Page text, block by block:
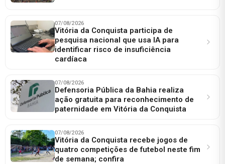
07/08/2026
Vitória da Conquista participa de
pesquisa nacional que usa IA para
identificar risco de insuficiência
cardíaca
07/08/2026
Defensoria Pública da Bahia realiza
ação gratuita para reconhecimento de
paternidade em Vitória da Conquista
07/08/2026
Vitória da Conquista recebe jogos de
quatro competições de futebol neste fim
de semana; confira